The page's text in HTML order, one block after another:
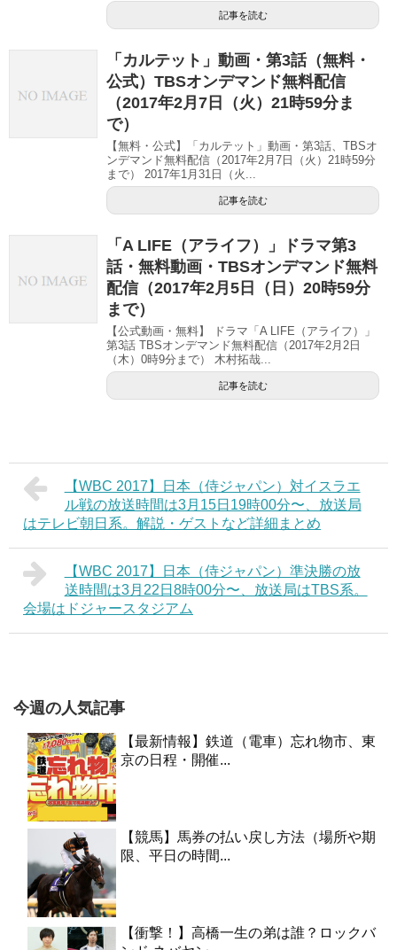
記事を読む
「カルテット」動画・第3話（無料・
公式）TBSオンデマンド無料配信
（2017年2月7日（火）21時59分ま
で）
【無料・公式】「カルテット」動画・第3話、TBSオ
ンデマンド無料配信（2017年2月7日（火）21時59分
まで） 2017年1月31日（火...
記事を読む
「A LIFE（アライフ）」ドラマ第3
話・無料動画・TBSオンデマンド無料
配信（2017年2月5日（日）20時59分
まで）
【公式動画・無料】 ドラマ「A LIFE（アライフ）」
第3話 TBSオンデマンド無料配信（2017年2月2日
（木）0時9分まで） 木村拓哉...
記事を読む
【WBC 2017】日本（侍ジャパン）対イスラエ
ル戦の放送時間は3月15日19時00分〜、放送局
はテレビ朝日系。解説・ゲストなど詳細まとめ
【WBC 2017】日本（侍ジャパン）準決勝の放
送時間は3月22日8時00分〜、放送局はTBS系。
会場はドジャースタジアム
今週の人気記事
【最新情報】鉄道（電車）忘れ物市、東
京の日程・開催...
【競馬】馬券の払い戻し方法（場所や期
限、平日の時間...
【衝撃！】高橋一生の弟は誰？ロックバ